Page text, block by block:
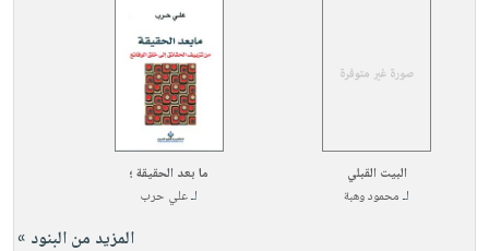
البيت القبلي
لـمحمود وهبة
ما بعد الحقيقة ؛
لـعلي حرب
المزيد من البنود »